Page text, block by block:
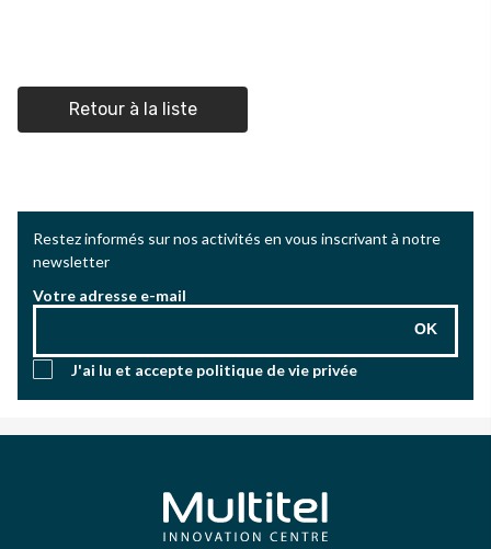
Retour à la liste
Restez informés sur nos activités en vous inscrivant à notre
newsletter
Votre adresse e-mail
OK
J'ai lu et accepte politique de vie privée